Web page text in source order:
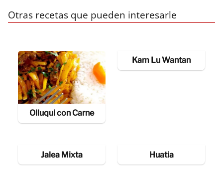
Otras recetas que pueden interesarle
Olluqui con Carne
Kam Lu Wantan
Jalea Mixta Huatia